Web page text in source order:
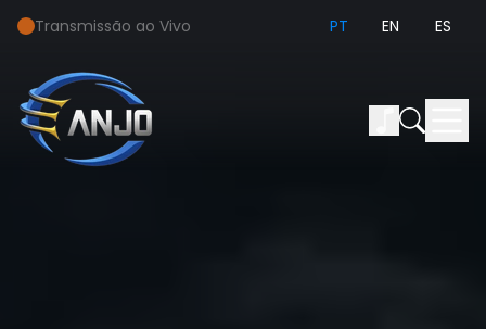
Transmissão ao Vivo PT EN ES